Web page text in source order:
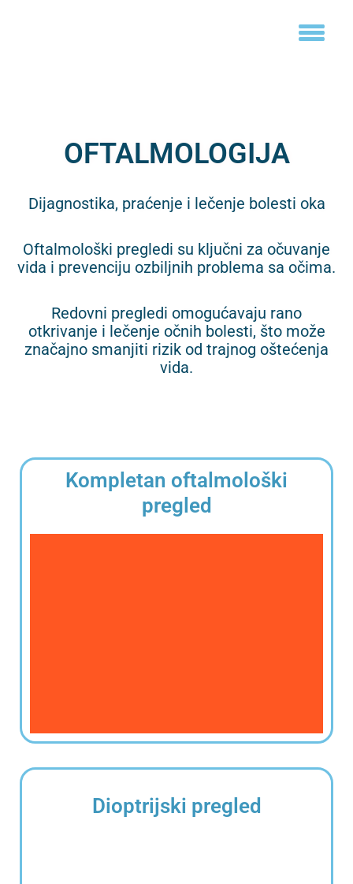
OFTALMOLOGIJA
Dijagnostika, praćenje i lečenje bolesti oka
Oftalmološki pregledi su ključni za očuvanje
vida i prevenciju ozbiljnih problema sa očima.
Redovni pregledi omogućavaju rano
otkrivanje i lečenje očnih bolesti, što može
značajno smanjiti rizik od trajnog oštećenja
vida.
Kompletan oftalmološki
pregled
Dioptrijski pregled